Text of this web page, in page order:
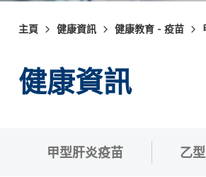
主頁 健康資訊 健康教育 - 疫苗
健康資訊
甲型肝炎疫苗 乙